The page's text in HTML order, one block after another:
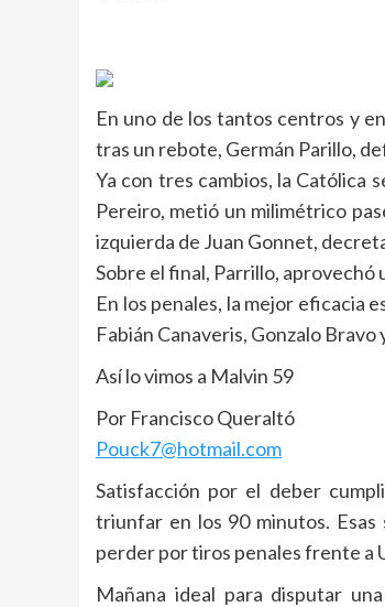
En uno de los tantos centros y
tras un rebote, Germán Parillo,
Ya con tres cambios, la Católica
Pereiro, metió un milimétrico
izquierda de Juan Gonnet,
Sobre el final, Parrillo, aprovechó
En los penales, la mejor eficacia
Fabián Canaveris, Gonzalo Bravo
Así lo vimos a Malvin 59
Por Francisco Queraltó
Pouck7@hotmail.com
Satisfacción por el deber
triunfar en los 90 minutos. Esas
perder por tiros penales frente a
Mañana ideal para disputar